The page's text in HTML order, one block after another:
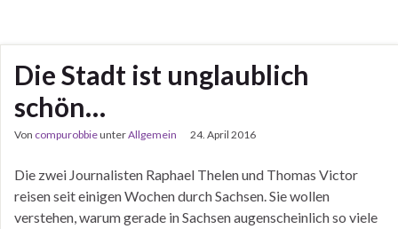
Die Stadt ist unglaublich
schön…
Von compurobbieunterAllgemein 24. April 2016
Die zwei Journalisten Raphael Thelen und Thomas Victor
reisen seit einigen Wochen durch Sachsen. Sie wollen
verstehen, warum gerade in Sachsen augenscheinlich so viele